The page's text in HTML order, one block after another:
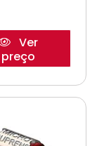
Ver
preço